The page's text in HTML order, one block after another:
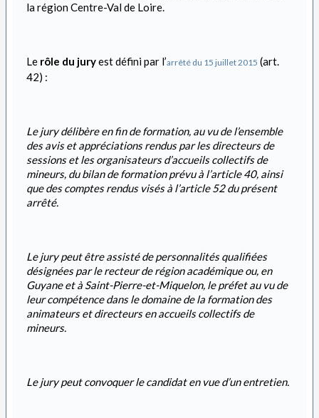
la région Centre-Val de Loire.
Le rôle du juryest défini par l’arrêté du 15 juillet 2015 (art.
42) :
Le jury délibère en fin de formation, au vu de l’ensemble
des avis et appréciations rendus par les directeurs de
sessions et les organisateurs d’accueils collectifs de
mineurs, du bilan de formation prévu à l’article 40, ainsi
que des comptes rendus visés à l’article 52 du présent
arrêté.
Le jury peut être assisté de personnalités qualifiées
désignées par le recteur de région académique ou, en
Guyane et à Saint-Pierre-et-Miquelon, le préfet au vu de
leur compétence dans le domaine de la formation des
animateurs et directeurs en accueils collectifs de
mineurs.
Le jury peut convoquer le candidat en vue d’un entretien.